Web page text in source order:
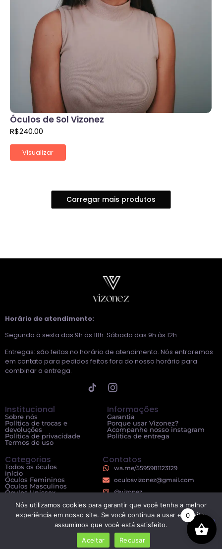
Óculos de Sol Vizonez
R$240.00
Visualizar
Carregar mais produtos
Horário de atendimento:
Segunda à sexta das 9h às 18h. Sábado das 9h às 12h.
Entregas: são feitas no horário de atendimento. Nós entraremos
em contato para pedidos feitos fora do nosso horário para
combinar a entrega.
Institucional
Sobre nós
Política de trocas e
devoluções
Política de privacidade
Termos de uso
Informações
Garantia
Porque usar Vizonez?
Acompanhe nosso instagram
Política de entrega
Categorias
Todos os óculos
início
Óculos Femininos
Óculos Masculinos
Óculos Unissex
Contatos
wa.me/5595981123129
oculosvizonez@gmail.com
@vizonez
© 2024 Vizonez – Todos os direitos reservados0
Nós utilizamos cookies para garantir que você tenha a melhor
experiência em nosso site. Se você continua a usar este site,
assumimos que você está satisfeito.
Aceitar
Recusar